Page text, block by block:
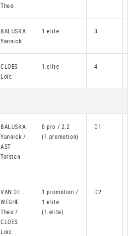
Theo
BALUSKA
Yannick
1.elite 3
CLOES
Loïc
1.elite 4
BALUSKA
Yannick /
AST
Torsten
0.pro / 2.2
(1.promotion)
D1
VAN DE
WEGHE
Theo /
CLOES
Loïc
1.promotion /
1.elite
(1.elite)
D2